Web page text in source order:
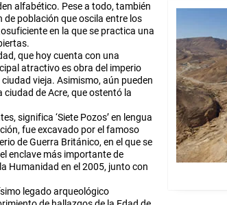
alfabético. Pese a todo, también
población que oscila entre los
en la que se practica una
que hoy cuenta con una
atractivo es obra del imperio
vieja. Asimismo, aún pueden
de Acre, que ostentó la
significa ‘Siete Pozos’ en lengua
fue excavado por el famoso
de Guerra Británico, en el que se
enclave más importante de
Humanidad en el 2005, junto con
legado arqueológico